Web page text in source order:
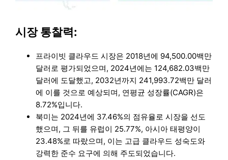
시장 통찰력:
프라이빗 클라우드 시장은 2018년에 94,500.00백만
달러로 평가되었으며, 2024년에는 124,682.03백만
달러에 도달했고, 2032년까지 241,993.72백만 달러
에 이를 것으로 예상되며, 연평균 성장률(CAGR)은
8.72%입니다.
북미는 2024년에 37.46%의 점유율로 시장을 선도
했으며, 그 뒤를 유럽이 25.77%, 아시아 태평양이
23.48%로 따랐으며, 이는 고급 클라우드 성숙도와
강력한 준수 요구에 의해 주도되었습니다.